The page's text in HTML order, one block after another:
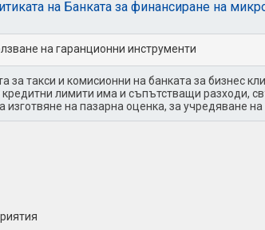
на Банката за финансиране на
на гаранционни инструменти
за такси и комисионни на банката за бизнес
кредитни лимити има и съпътстващи разходи,
изготвяне на пазарна оценка, за учредяване